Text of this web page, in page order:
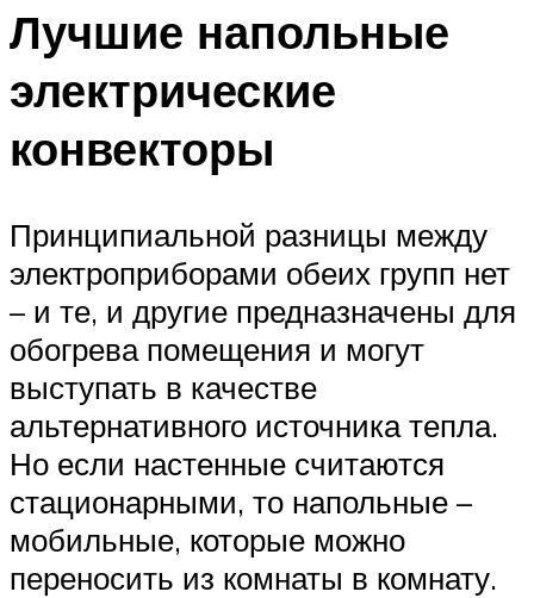
Лучшие напольные
электрические
конвекторы
Принципиальной разницы между
электроприборами обеих групп нет
– и те, и другие предназначены для
обогрева помещения и могут
выступать в качестве
альтернативного источника тепла.
Но если настенные считаются
стационарными, то напольные –
мобильные, которые можно
переносить из комнаты в комнату.